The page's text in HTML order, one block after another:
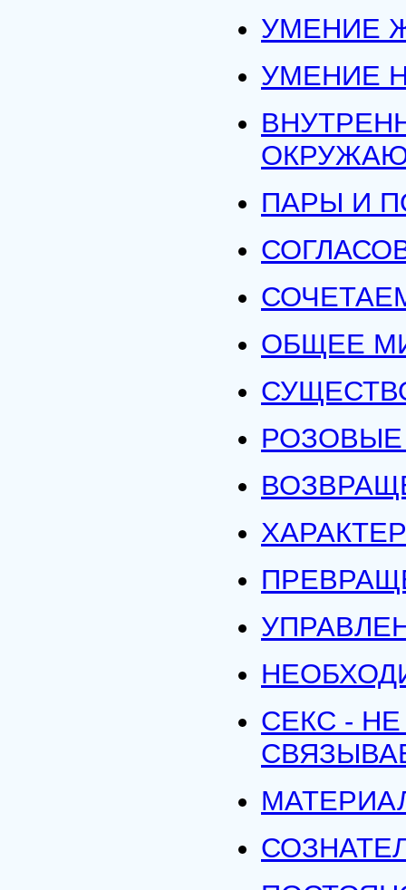
УМЕНИЕ
УМЕНИЕ
ПАРЫ И
ОБЩЕЕ
СЕКС -